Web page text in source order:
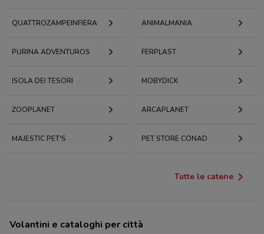
QUATTROZAMPEINFIERA ANIMALMANIA
PURINA ADVENTUROS FERPLAST
ISOLA DEI TESORI MOBYDICK
ZOOPLANET ARCAPLANET
MAJESTIC PET'S PET STORE CONAD
Tutte le catene
Volantini e cataloghi per città